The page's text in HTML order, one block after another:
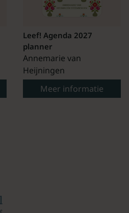
Leef! Agenda 2027
planner
Annemarie van
Heijningen
Meer informatie